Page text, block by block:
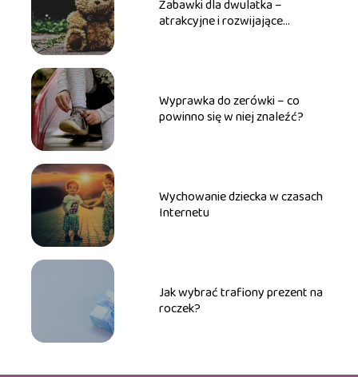
Zabawki dla dwulatka –
atrakcyjne i rozwijające
Wyprawka do zerówki – co
powinno się w niej znaleźć?
Wychowanie dziecka w czasach
Internetu
Jak wybrać trafiony prezent na
roczek?